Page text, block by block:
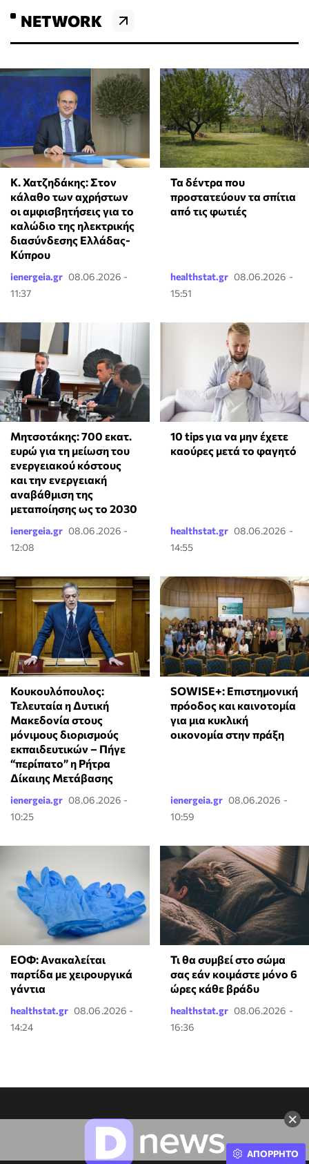
×
NETWORK
Κ. Χατζηδάκης: Στον
κάλαθο των αχρήστων
οι αμφισβητήσεις για το
καλώδιο της ηλεκτρικής
διασύνδεσης Ελλάδας-
Κύπρου
ienergeia.gr 08.06.2026 -
11:37
Τα δέντρα που
προστατεύουν τα σπίτια
από τις φωτιές
healthstat.gr 08.06.2026 -
15:51
Μητσοτάκης: 700 εκατ.
ευρώ για τη μείωση του
ενεργειακού κόστους
και την ενεργειακή
αναβάθμιση της
μεταποίησης ως το 2030
ienergeia.gr 08.06.2026 -
12:08
10 tips για να μην έχετε
καούρες μετά το φαγητό
healthstat.gr 08.06.2026 -
14:55
Κουκουλόπουλος:
Τελευταία η Δυτική
Μακεδονία στους
μόνιμους διορισμούς
εκπαιδευτικών – Πήγε
“περίπατο” η Ρήτρα
Δίκαιης Μετάβασης
ienergeia.gr 08.06.2026 -
10:25
SOWISE+: Επιστημονική
πρόοδος και καινοτομία
για μια κυκλική
οικονομία στην πράξη
ienergeia.gr 08.06.2026 -
10:59
ΕΟΦ: Ανακαλείται
παρτίδα με χειρουργικά
γάντια
healthstat.gr 08.06.2026 -
14:24
Τι θα συμβεί στο σώμα
σας εάν κοιμάστε μόνο 6
ώρες κάθε βράδυ
healthstat.gr 08.06.2026 -
16:36
ΑΠΟΡΡΗΤΟ